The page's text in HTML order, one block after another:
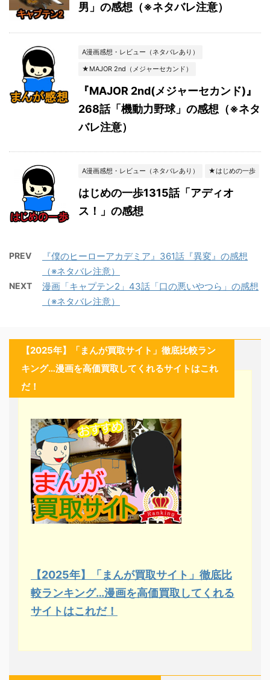
男」の感想（※ネタバレ注意）
A漫画感想・レビュー（ネタバレあり）
★MAJOR 2nd（メジャーセカンド）
『MAJOR 2nd(メジャーセカンド)』
268話「機動力野球」の感想（※ネタ
バレ注意）
A漫画感想・レビュー（ネタバレあり） ★はじめの一歩
はじめの一歩1315話「アディオ
ス！」の感想
PREV
『僕のヒーローアカデミア』361話『異変』の感想
（※ネタバレ注意）
NEXT
漫画「キャプテン2」43話「口の悪いやつら」の感想
（※ネタバレ注意）
【2025年】「まんが買取サイト」徹底比較ラン
キング…漫画を高価買取してくれるサイトはこれ
だ！
【2025年】「まんが買取サイト」徹底比
較ランキング…漫画を高価買取してくれる
サイトはこれだ！